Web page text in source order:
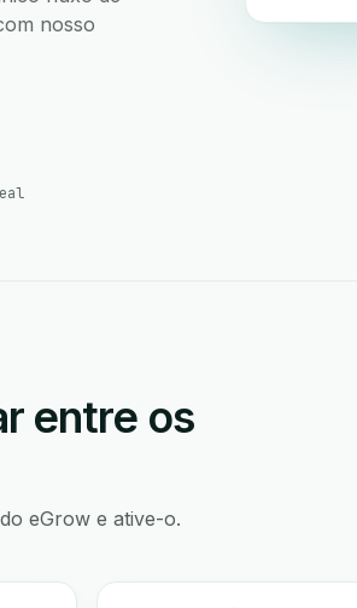
nosso
entre os
eGrow e ative-o.